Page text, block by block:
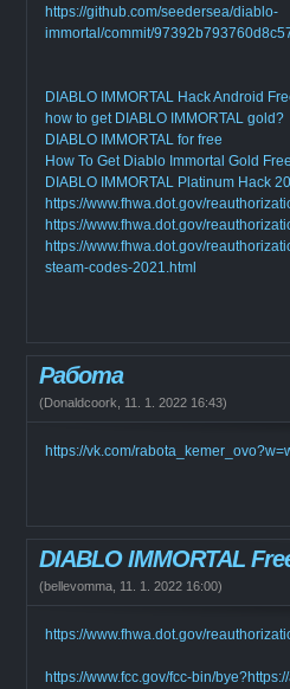
https://github.com/seedersea/diablo-
immortal/commit/
DIABLO IMMORTAL Hack Android
how to get DIABLO IMMORTAL gold?
DIABLO IMMORTAL for free
How To Get Diablo Immortal Gold
DIABLO IMMORTAL Platinum Hack
https://www.fhwa.dot.gov/
https://www.fhwa.dot.gov/
https://www.fhwa.dot.gov/
steam-codes-2021.html
Работа
(Donaldcoork 11. 1. 2022 16:43)
https://vk.com/
DIABLO IMMORTAL
(bellevomma 11. 1. 2022 16:00)
https://www.fhwa.dot.gov/
https://www.fcc.gov/fcc-bin/